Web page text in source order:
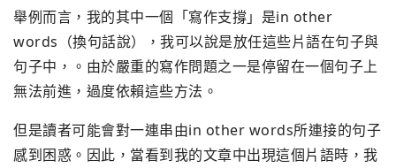
舉例而言，我的其中一個「寫作支撐」是in other
words（換句話說），我可以說是放任這些片語在句子與
句子中，。由於嚴重的寫作問題之一是停留在一個句子上
無法前進，過度依賴這些方法。
但是讀者可能會對一連串由in other words所連接的句子
感到困惑。因此，當看到我的文章中出現這個片語時，我